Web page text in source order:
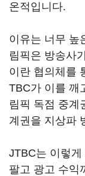
온적입니다.
이유는 너무 높
림픽은 방송사
이란 협의체를
TBC가 이를 깨
림픽 독점 중계
계권을 지상파
JTBC는 이렇게
팔고 광고 수익